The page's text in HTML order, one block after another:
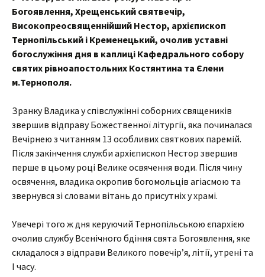
Богоявлення, Хрещенський святвечір,
Високопреосвященнійший Нестор, архієпископ
Тернопільський і Кременецький, очолив уставні
богослужіння дня в каплиці Кафедрального собору
святих рівноапостольних Костянтина та Єлени
м.Тернополя.
Зранку Владика у співслужінні соборних священиків
звершив відправу Божественної літургії, яка починалася
Вечірнею з читанням 13 особливих святкових паремій.
Після закінчення служби архієпископ Нестор звершив
перше в цьому році Велике освячення води. Після чину
освячення, владика окропив богомольців агіасмою та
звернувся зі словами вітань до присутніх у храмі.
Увечері того ж дня керуючий Тернопільською єпархією
очолив службу Всенічного бдіння свята Богоявлення, яке
складалося з відправи Великого повечір’я, літії, утрені та
І часу.